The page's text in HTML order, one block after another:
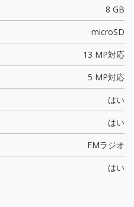
8 GB
microSD
13 MP対応
5 MP対応
はい
はい
FMラジオ
はい